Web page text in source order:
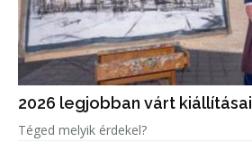
2026 legjobban várt kiállításai
Téged melyik érdekel?